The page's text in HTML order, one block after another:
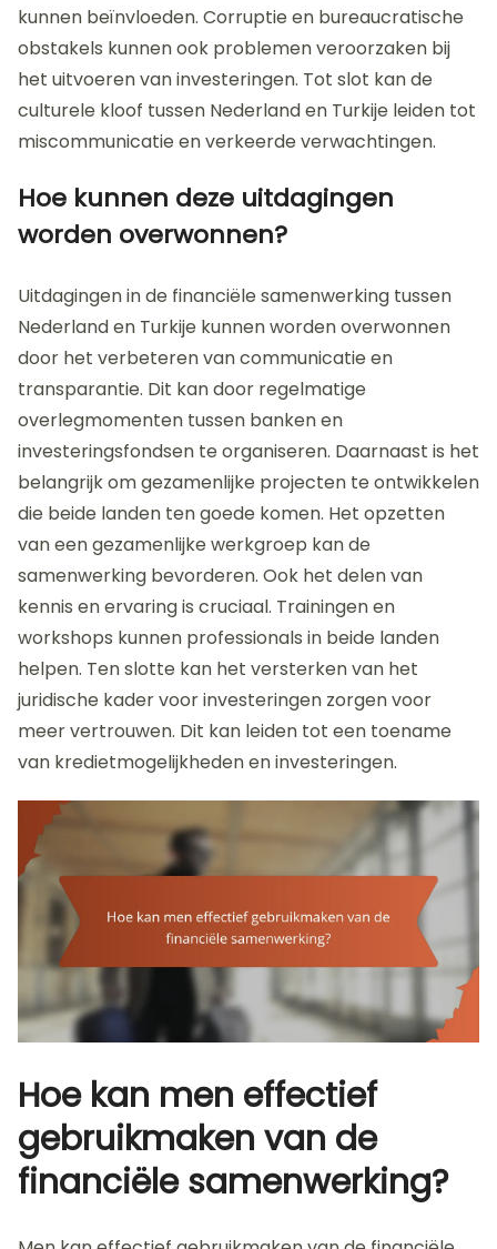
kunnen beïnvloeden. Corruptie en bureaucratische
obstakels kunnen ook problemen veroorzaken bij
het uitvoeren van investeringen. Tot slot kan de
culturele kloof tussen Nederland en Turkije leiden tot
miscommunicatie en verkeerde verwachtingen.
Hoe kunnen deze uitdagingen
worden overwonnen?
Uitdagingen in de financiële samenwerking tussen
Nederland en Turkije kunnen worden overwonnen
door het verbeteren van communicatie en
transparantie. Dit kan door regelmatige
overlegmomenten tussen banken en
investeringsfondsen te organiseren. Daarnaast is het
belangrijk om gezamenlijke projecten te ontwikkelen
die beide landen ten goede komen. Het opzetten
van een gezamenlijke werkgroep kan de
samenwerking bevorderen. Ook het delen van
kennis en ervaring is cruciaal. Trainingen en
workshops kunnen professionals in beide landen
helpen. Ten slotte kan het versterken van het
juridische kader voor investeringen zorgen voor
meer vertrouwen. Dit kan leiden tot een toename
van kredietmogelijkheden en investeringen.
Hoe kan men effectief
gebruikmaken van de
financiële samenwerking?